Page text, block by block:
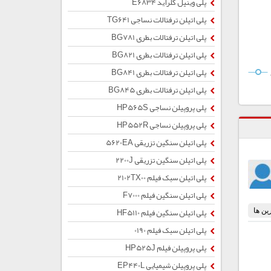
پلی اتیلن ترفتالات نساجی TG641
پلی اتیلن ترفتالات بطری BG781
پلی اتیلن ترفتالات بطری BG821
پلی اتیلن ترفتالات بطری BG841
پلی اتیلن ترفتالات بطری BG845
پلی پروپیلن نساجی HP565S
پلی پروپیلن نساجی HP552R
پلی اتیلن سنگین تزریقی 5620EA
پلی اتیلن سنگین تزریقی 2200J
پلی اتیلن سبک فیلم 2102TX00
پلی اتیلن سنگین فیلم F7000
پلی اتیلن سنگین فیلم HF5110
پلی اتیلن سبک فیلم 0190
پلی پروپیلن فیلم HP525J
پلی پروپیلن شیمیایی EP440L